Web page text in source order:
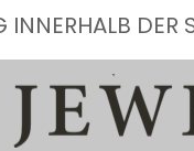
INNERHALB DER